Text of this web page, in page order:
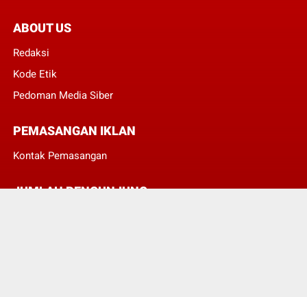
ABOUT US
Redaksi
Kode Etik
Pedoman Media Siber
PEMASANGAN IKLAN
Kontak Pemasangan
JUMLAH PENGUNJUNG